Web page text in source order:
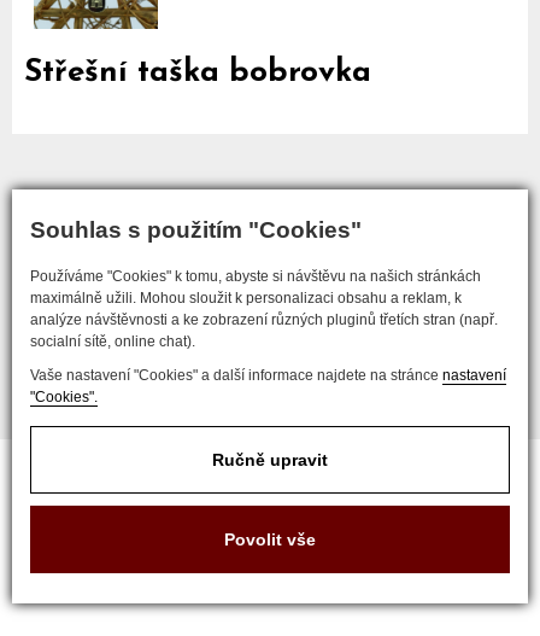
Souhlas s použitím "Cookies"
Používáme "Cookies" k tomu, abyste si návštěvu na našich stránkách
maximálně užili. Mohou sloužit k personalizaci obsahu a reklam, k
analýze návštěvnosti a ke zobrazení různých pluginů třetích stran (např.
socialní sítě, online chat).
Vaše nastavení "Cookies" a další informace najdete na stránce nastavení
"Cookies".
Ručně upravit
Povolit vše
Střešní taška bobrovka
Developed by
Nastavení soukromí